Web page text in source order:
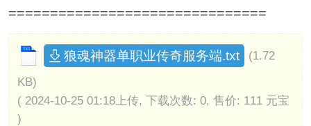
===============================
狼魂神器单职业传奇服务端.txt
(1.72
KB)
( 2024-10-25 01:18上传, 下载次数: 0, 售价: 111 元宝
)